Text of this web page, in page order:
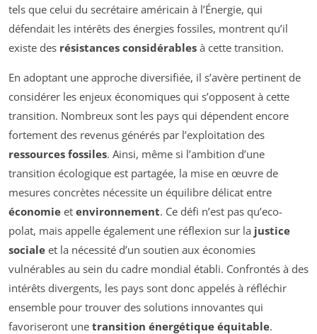
tels que celui du secrétaire américain à l’Énergie, qui
défendait les intérêts des énergies fossiles, montrent qu’il
existe des résistances considérables à cette transition.
En adoptant une approche diversifiée, il s’avère pertinent de
considérer les enjeux économiques qui s’opposent à cette
transition. Nombreux sont les pays qui dépendent encore
fortement des revenus générés par l’exploitation des
ressources fossiles. Ainsi, même si l’ambition d’une
transition écologique est partagée, la mise en œuvre de
mesures concrètes nécessite un équilibre délicat entre
économie et environnement. Ce défi n’est pas qu’eco-
polat, mais appelle également une réflexion sur la justice
sociale et la nécessité d’un soutien aux économies
vulnérables au sein du cadre mondial établi. Confrontés à des
intérêts divergents, les pays sont donc appelés à réfléchir
ensemble pour trouver des solutions innovantes qui
favoriseront une transition énergétique équitable.